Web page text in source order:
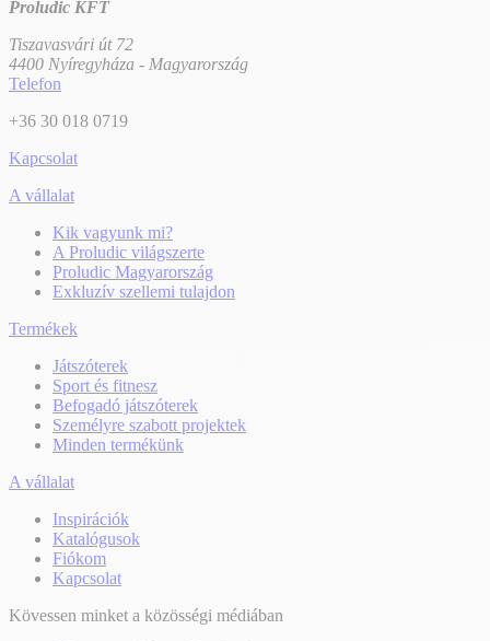
Proludic KFT
Tiszavasvári út 72
4400 Nyíregyháza - Magyarország
Telefon
+36 30 018 0719
Kapcsolat
A vállalat
Kik vagyunk mi?
A Proludic világszerte
Proludic Magyarország
Exkluzív szellemi tulajdon
Termékek
Játszóterek
Sport és fitnesz
Befogadó játszóterek
Személyre szabott projektek
Minden termékünk
A vállalat
Inspirációk
Katalógusok
Fiókom
Kapcsolat
Kövessen minket a közösségi médiában